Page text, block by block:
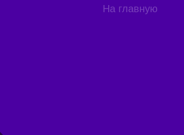
На главную